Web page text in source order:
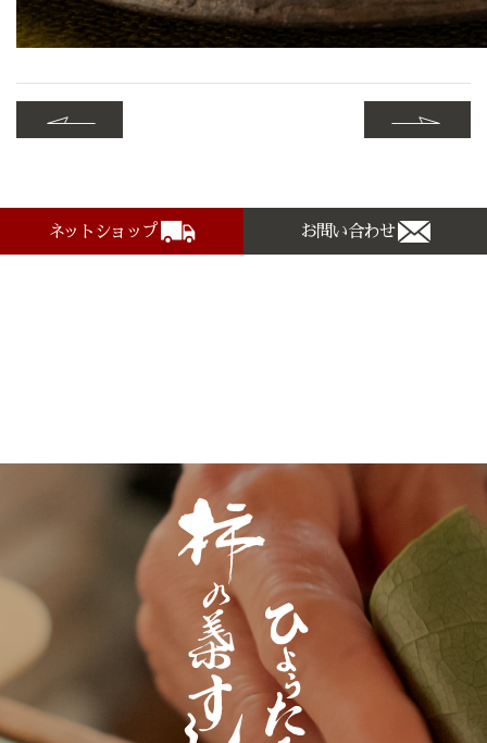
ネットショップ お問い合わせ